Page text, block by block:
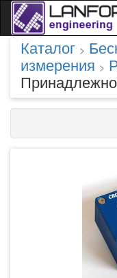
Каталог >
измерения >